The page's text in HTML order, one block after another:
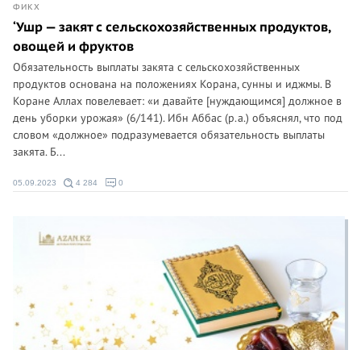
ФИКХ
‘Ушр — закят с сельскохозяйственных продуктов,
овощей и фруктов
Обязательность выплаты закята с сельскохозяйственных
продуктов основана на положениях Корана, сунны и иджмы. В
Коране Аллах повелевает: «и давайте [нуждающимся] должное в
день уборки урожая» (6/141). Ибн Аббас (р.а.) объяснял, что под
словом «должное» подразумевается обязательность выплаты
закята. Б...
05.09.2023 4 284 0